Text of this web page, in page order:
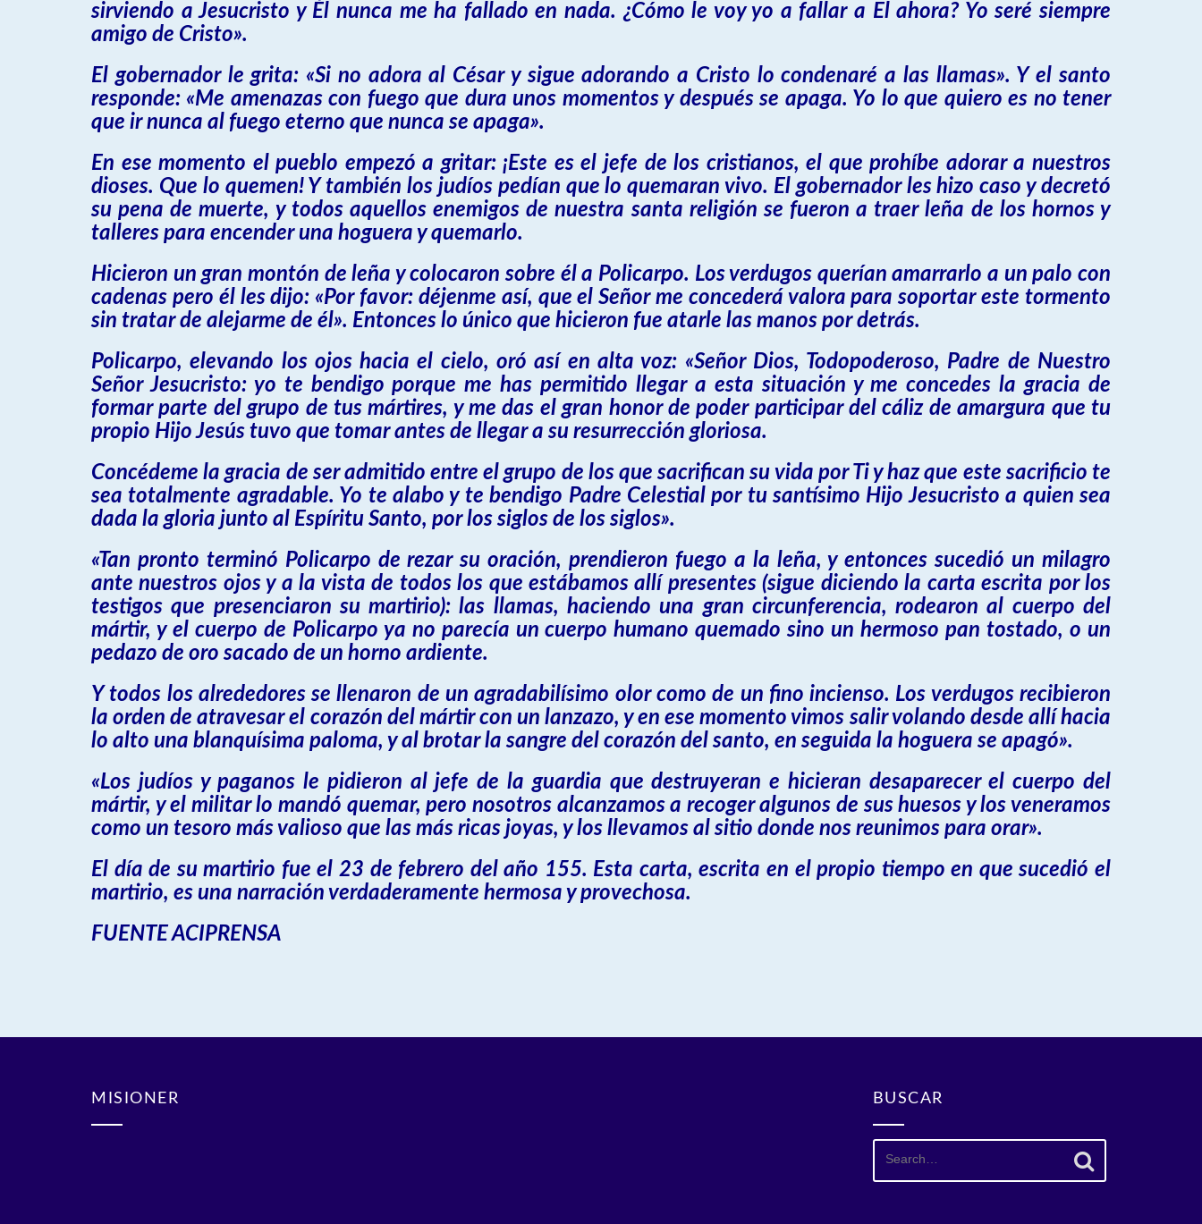
sirviendo a Jesucristo y Él nunca me ha fallado en nada. ¿Cómo le voy yo a fallar a El ahora? Yo seré siempre
amigo de Cristo».
El gobernador le grita: «Si no adora al César y sigue adorando a Cristo lo condenaré a las llamas». Y el santo
responde: «Me amenazas con fuego que dura unos momentos y después se apaga. Yo lo que quiero es no tener
que ir nunca al fuego eterno que nunca se apaga».
En ese momento el pueblo empezó a gritar: ¡Este es el jefe de los cristianos, el que prohíbe adorar a nuestros
dioses. Que lo quemen! Y también los judíos pedían que lo quemaran vivo. El gobernador les hizo caso y decretó
su pena de muerte, y todos aquellos enemigos de nuestra santa religión se fueron a traer leña de los hornos y
talleres para encender una hoguera y quemarlo.
Hicieron un gran montón de leña y colocaron sobre él a Policarpo. Los verdugos querían amarrarlo a un palo con
cadenas pero él les dijo: «Por favor: déjenme así, que el Señor me concederá valora para soportar este tormento
sin tratar de alejarme de él». Entonces lo único que hicieron fue atarle las manos por detrás.
Policarpo, elevando los ojos hacia el cielo, oró así en alta voz: «Señor Dios, Todopoderoso, Padre de Nuestro
Señor Jesucristo: yo te bendigo porque me has permitido llegar a esta situación y me concedes la gracia de
formar parte del grupo de tus mártires, y me das el gran honor de poder participar del cáliz de amargura que tu
propio Hijo Jesús tuvo que tomar antes de llegar a su resurrección gloriosa.
Concédeme la gracia de ser admitido entre el grupo de los que sacrifican su vida por Ti y haz que este sacrificio te
sea totalmente agradable. Yo te alabo y te bendigo Padre Celestial por tu santísimo Hijo Jesucristo a quien sea
dada la gloria junto al Espíritu Santo, por los siglos de los siglos».
«Tan pronto terminó Policarpo de rezar su oración, prendieron fuego a la leña, y entonces sucedió un milagro
ante nuestros ojos y a la vista de todos los que estábamos allí presentes (sigue diciendo la carta escrita por los
testigos que presenciaron su martirio): las llamas, haciendo una gran circunferencia, rodearon al cuerpo del
mártir, y el cuerpo de Policarpo ya no parecía un cuerpo humano quemado sino un hermoso pan tostado, o un
pedazo de oro sacado de un horno ardiente.
Y todos los alrededores se llenaron de un agradabilísimo olor como de un fino incienso. Los verdugos recibieron
la orden de atravesar el corazón del mártir con un lanzazo, y en ese momento vimos salir volando desde allí hacia
lo alto una blanquísima paloma, y al brotar la sangre del corazón del santo, en seguida la hoguera se apagó».
«Los judíos y paganos le pidieron al jefe de la guardia que destruyeran e hicieran desaparecer el cuerpo del
mártir, y el militar lo mandó quemar, pero nosotros alcanzamos a recoger algunos de sus huesos y los veneramos
como un tesoro más valioso que las más ricas joyas, y los llevamos al sitio donde nos reunimos para orar».
El día de su martirio fue el 23 de febrero del año 155. Esta carta, escrita en el propio tiempo en que sucedió el
martirio, es una narración verdaderamente hermosa y provechosa.
FUENTE ACIPRENSA
MISIONER BUSCAR
Search